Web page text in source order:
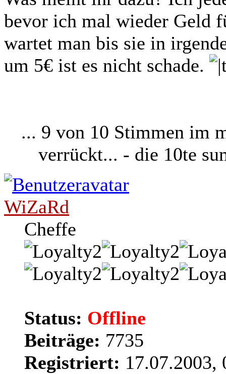
bevor ich mal wieder Geld
wartet man bis sie in
um 5€ ist es nicht schade.
... 9 von 10 Stimmen im
verrückt... - die 10te
WiZaRd
Cheffe
Status: Offline
Beiträge: 7735
Registriert: 17.07.2003,